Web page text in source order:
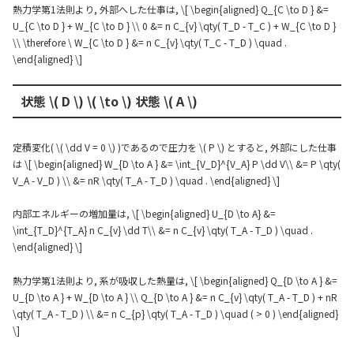
熱力学第1法則より, 外部へした仕事は, \[ \begin{aligned} Q_{C \to D } &=
U_{C \to D } + W_{C \to D } \\ 0 &= n C_{v} \qty( T_D - T_C ) + W_{C \to D }
\\ \therefore \ W_{C \to D } &= n C_{v} \qty( T_C - T_D ) \quad .
\end{aligned} \]
状態 \( D \) \( \to \) 状態 \( A \)
定積変化( \( \dd V = 0 \) )であるので圧力を \( P \) とすると, 外部にした仕事
は \[ \begin{aligned} W_{D \to A } &= \int_{V_D}^{V_A} P \dd V\\ &= P \qty(
V_A - V_D ) \\ &= nR \qty( T_A - T_D ) \quad . \end{aligned} \]
内部エネルギーの増加量は, \[ \begin{aligned} U_{D \to A} &=
\int_{T_D}^{T_A} n C_{v} \dd T\\ &= n C_{v} \qty( T_A - T_D ) \quad .
\end{aligned} \]
熱力学第1法則より, 系が吸収した熱量は, \[ \begin{aligned} Q_{D \to A } &=
U_{D \to A } + W_{D \to A } \\ Q_{D \to A } &= n C_{v} \qty( T_A - T_D ) + nR
\qty( T_A - T_D ) \\ &= n C_{p} \qty( T_A - T_D ) \quad ( > 0 ) \end{aligned}
\]